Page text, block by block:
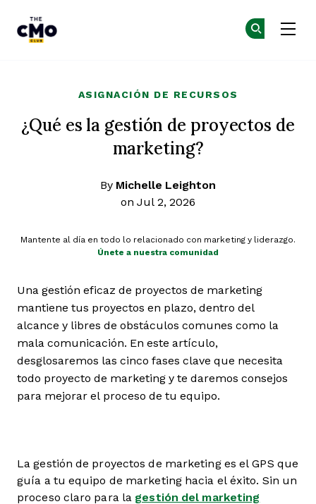
ASIGNACIÓN DE RECURSOS
¿Qué es la gestión de proyectos de
marketing?
By Michelle Leighton
on Jul 2, 2026
Mantente al día en todo lo relacionado con marketing y liderazgo.
Únete a nuestra comunidad
Una gestión eficaz de proyectos de marketing
mantiene tus proyectos en plazo, dentro del
alcance y libres de obstáculos comunes como la
mala comunicación. En este artículo,
desglosaremos las cinco fases clave que necesita
todo proyecto de marketing y te daremos consejos
para mejorar el proceso de tu equipo.
La gestión de proyectos de marketing es el GPS que
guía a tu equipo de marketing hacia el éxito. Sin un
proceso claro para la gestión del marketing